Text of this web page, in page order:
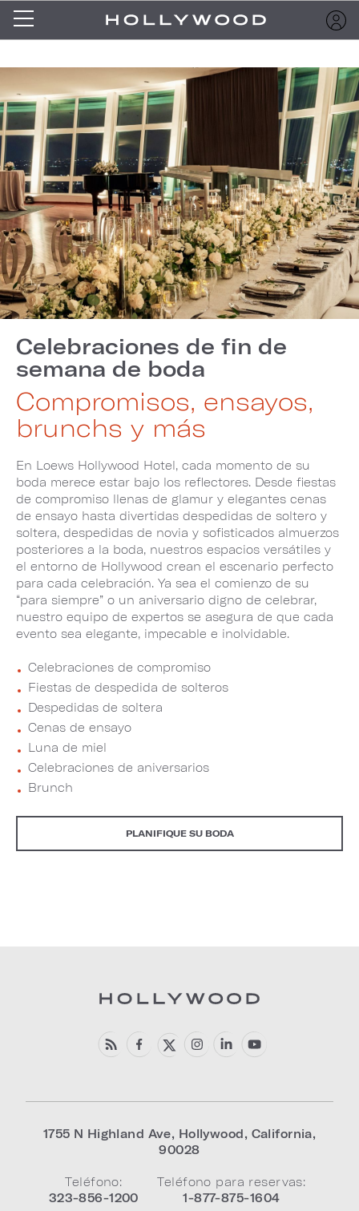
Celebraciones de fin de
semana de boda
Compromisos, ensayos,
brunchs y más
En Loews Hollywood Hotel, cada momento de su
boda merece estar bajo los reflectores. Desde fiestas
de compromiso llenas de glamur y elegantes cenas
de ensayo hasta divertidas despedidas de soltero y
soltera, despedidas de novia y sofisticados almuerzos
posteriores a la boda, nuestros espacios versátiles y
el entorno de Hollywood crean el escenario perfecto
para cada celebración. Ya sea el comienzo de su
“para siempre” o un aniversario digno de celebrar,
nuestro equipo de expertos se asegura de que cada
evento sea elegante, impecable e inolvidable.
Celebraciones de compromiso
Fiestas de despedida de solteros
Despedidas de soltera
Cenas de ensayo
Luna de miel
Celebraciones de aniversarios
Brunch
PLANIFIQUE SU BODA
1755 N Highland Ave, Hollywood, California,
90028
Teléfono:
323-856-1200
Teléfono para reservas:
1-877-875-1604